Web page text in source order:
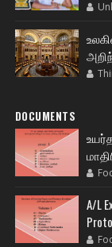
DOCUMENTS
A/L